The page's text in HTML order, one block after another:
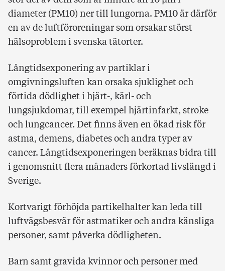
diameter (PM10) ner till lungorna. PM10 är därför
en av de luftföroreningar som orsakar störst
hälsoproblem i svenska tätorter.
Långtidsexponering av partiklar i
omgivningsluften kan orsaka sjuklighet och
förtida dödlighet i hjärt-, kärl- och
lungsjukdomar, till exempel hjärtinfarkt, stroke
och lungcancer. Det finns även en ökad risk för
astma, demens, diabetes och andra typer av
cancer. Långtidsexponeringen beräknas bidra till
i genomsnitt flera månaders förkortad livslängd i
Sverige.
Kortvarigt förhöjda partikelhalter kan leda till
luftvägsbesvär för astmatiker och andra känsliga
personer, samt påverka dödligheten.
Barn samt gravida kvinnor och personer med